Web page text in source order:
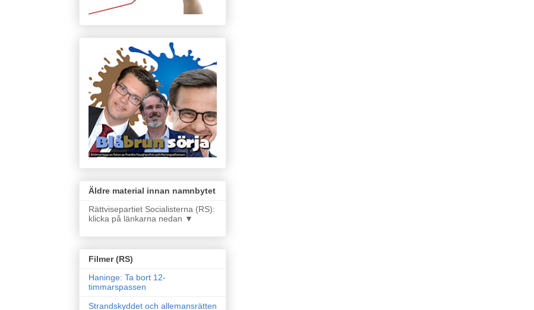
Äldre material innan namnbytet
Rättvisepartiet Socialisterna (RS):
klicka på länkarna nedan ▼
Filmer (RS)
Haninge: Ta bort 12-
timmarspassen
Strandskyddet och allemansrätten